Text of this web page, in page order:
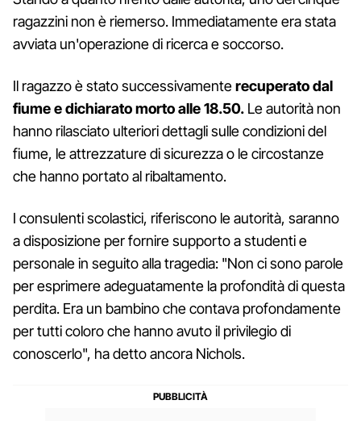
ragazzini non è riemerso. Immediatamente era stata
avviata un'operazione di ricerca e soccorso.
Il ragazzo è stato successivamenterecuperato dal
fiume e dichiarato morto alle 18.50. Le autorità non
hanno rilasciato ulteriori dettagli sulle condizioni del
fiume, le attrezzature di sicurezza o le circostanze
che hanno portato al ribaltamento.
I consulenti scolastici, riferiscono le autorità, saranno
a disposizione per fornire supporto a studenti e
personale in seguito alla tragedia: "Non ci sono parole
per esprimere adeguatamente la profondità di questa
perdita. Era un bambino che contava profondamente
per tutti coloro che hanno avuto il privilegio di
conoscerlo", ha detto ancora Nichols.